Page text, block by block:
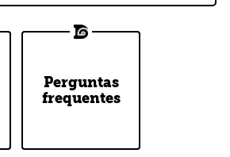
Perguntas
frequentes
Top Questions
Answered